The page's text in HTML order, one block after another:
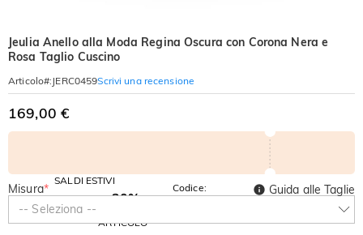
Jeulia Anello alla Moda Regina Oscura con Corona Nera e
Rosa Taglio Cuscino
Articolo#: JERC0459Scrivi una recensione
169,00 €
SALDI ESTIVI
-10%
SU TUTTO
-30%
ARTICOLO
Codice:
SUMMER
Misura*
-- Seleziona --
Guida alle Taglie